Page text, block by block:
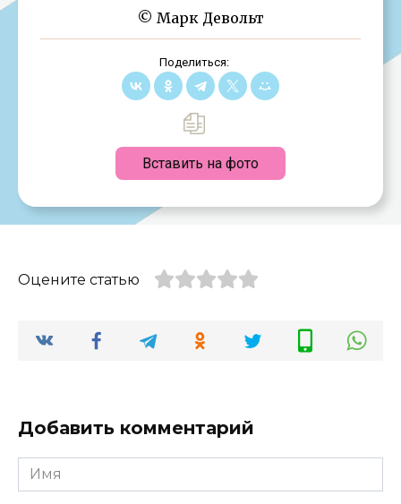
© Марк Девольт
Поделиться:
Вставить на фото
Оцените статью
Добавить комментарий
Имя
*